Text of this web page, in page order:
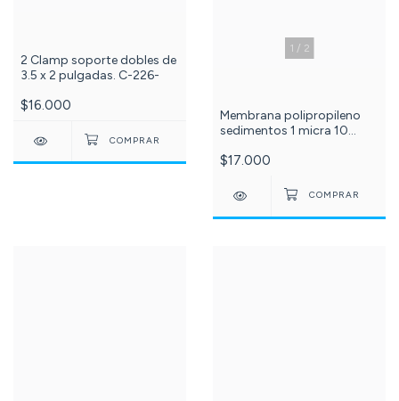
2 Clamp soporte dobles de
3.5 x 2 pulgadas. C-226-
$16.000
1 / 2
Membrana polipropileno
sedimentos 1 micra 10
$17.000